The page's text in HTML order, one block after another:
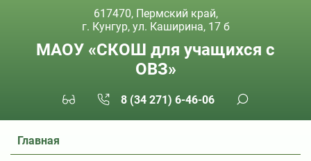
617470, Пермский край,
г. Кунгур, ул. Каширина, 17 б
МАОУ «СКОШ для учащихся с
ОВЗ»
8 (34 271) 6-46-06
Главная